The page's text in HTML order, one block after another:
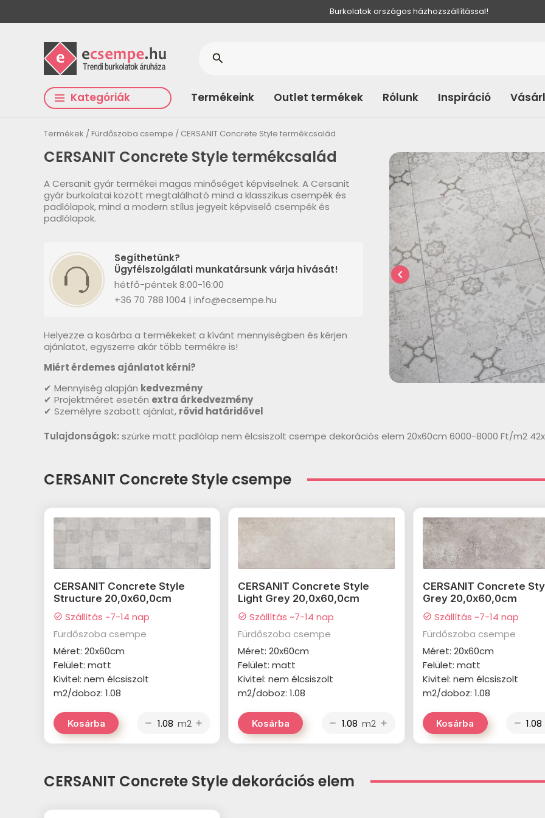
Burkolatok országos házhozszállítással!
Kategóriák Termékeink Outlet termékek Rólunk Inspiráció
search
Termékek Fürdőszoba csempe CERSANIT Concrete Style termékcsalád
CERSANIT Concrete Style termékcsalád
A Cersanit gyár termékei magas minőséget képviselnek. A Cersanit
gyár burkolatai között megtalálható mind a klasszikus csempék és
padlólapok, mind a modern stílus jegyeit képviselő csempék és
padlólapok.
Segíthetünk?
Ügyfélszolgálati munkatársunk várja hívását!
hétfő-péntek 8:00-16:00
+36 70 788 1004 | info@ecsempe.hu
Helyezze a kosárba a termékeket a kívánt mennyiségben és kérjen
ajánlatot, egyszerre akár több termékre is!
Miért érdemes ajánlatot kérni?
✔ Mennyiség alapján kedvezmény
✔ Projektméret esetén extra árkedvezmény
✔ Személyre szabott ajánlat, rövid határidővel
chevron_left
Tulajdonságok: szürke matt padlólap nem élcsiszolt csempe dekorációs elem 20x60cm 6000-8000 Ft/m2
CERSANIT Concrete Style csempe
CERSANIT Concrete Style
Structure 20,0x60,0cm
check_circle Szállítás ~7-14 nap
Fürdőszoba csempe
Méret: 20x60cm
Felület: matt
Kivitel: nem élcsiszolt
m2/doboz: 1.08
Kosárba remove m2 add
CERSANIT Concrete Style
Light Grey 20,0x60,0cm
check_circle Szállítás ~7-14 nap
Fürdőszoba csempe
Méret: 20x60cm
Felület: matt
Kivitel: nem élcsiszolt
m2/doboz: 1.08
Kosárba remove m2 add
CERSANIT Concrete
Grey 20,0x60,0cm
check_circle Szállítás ~7-14 nap
Fürdőszoba csempe
Méret: 20x60cm
Felület: matt
Kivitel: nem élcsiszolt
m2/doboz: 1.08
Kosárba remove
CERSANIT Concrete Style dekorációs elem